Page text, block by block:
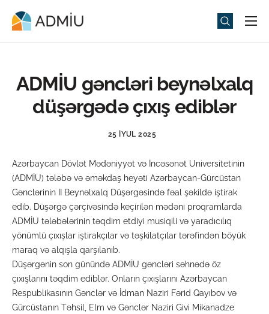
Universitet
Media
Tədbirlər
Universitet həyatı
ADMIU Sİ
eMağaza
ADMİU gəncləri beynəlxalq
düşərgədə çıxış ediblər
25 İYUL 2025
Azərbaycan Dövlət Mədəniyyət və İncəsənət Universitetinin
(ADMİU) tələbə və əməkdaş heyəti Azərbaycan-Gürcüstan
Gənclərinin II Beynəlxalq Düşərgəsində fəal şəkildə iştirak
edib. Düşərgə çərçivəsində keçirilən mədəni proqramlarda
ADMİU tələbələrinin təqdim etdiyi musiqili və yaradıcılıq
yönümlü çıxışlar iştirakçılar və təşkilatçılar tərəfindən böyük
maraq və alqışla qarşılanıb.
Düşərgənin son günündə ADMİU gəncləri səhnədə öz
çıxışlarını təqdim ediblər. Onların çıxışlarını Azərbaycan
Respublikasının Gənclər və İdman Naziri Fərid Qayıbov və
Gürcüstanın Təhsil, Elm və Gənclər Naziri Givi Mikanadze